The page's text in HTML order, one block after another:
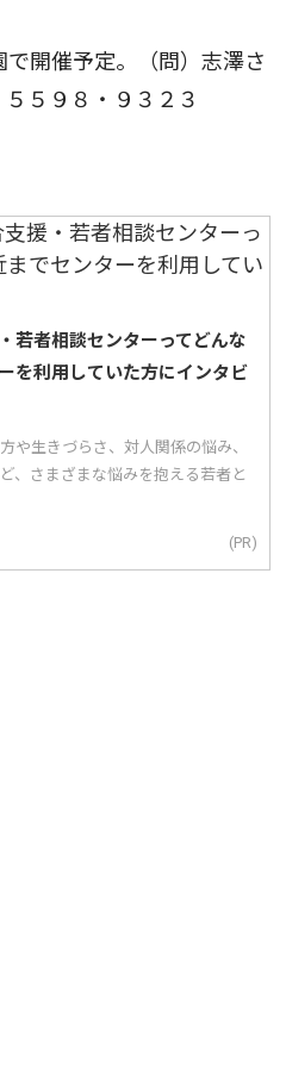
開催予定。（問）志澤さ
５９８・９３２３
若者相談センターってどんな
を利用していた方にインタビ
や生きづらさ、対人関係の悩み、
、さまざまな悩みを抱える若者と
(PR)